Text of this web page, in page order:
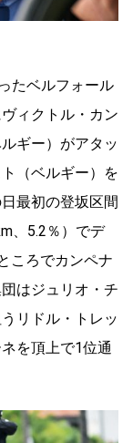
たベルフォール
ィクトル・カン
ギー）がアタッ
（ベルギー）を
最初の登坂区間
、5.2％）でデ
ころでカンペナ
はジュリオ・チ
リドル・トレッ
を頂上で1位通